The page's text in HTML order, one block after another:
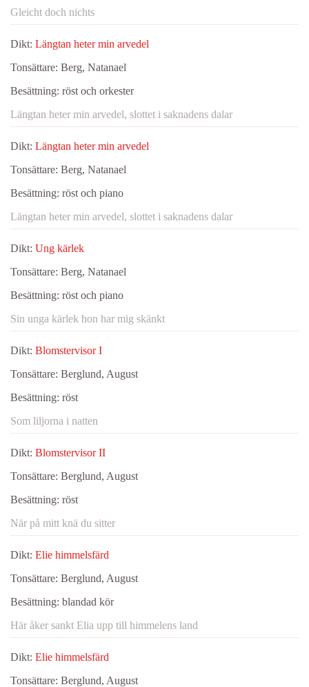
Gleicht doch nichts
Dikt: Längtan heter min arvedel
Tonsättare: Berg, Natanael
Besättning: röst och orkester
Längtan heter min arvedel, slottet i saknadens dalar
Dikt: Längtan heter min arvedel
Tonsättare: Berg, Natanael
Besättning: röst och piano
Längtan heter min arvedel, slottet i saknadens dalar
Dikt: Ung kärlek
Tonsättare: Berg, Natanael
Besättning: röst och piano
Sin unga kärlek hon har mig skänkt
Dikt: Blomstervisor I
Tonsättare: Berglund, August
Besättning: röst
Som liljorna i natten
Dikt: Blomstervisor II
Tonsättare: Berglund, August
Besättning: röst
När på mitt knä du sitter
Dikt: Elie himmelsfärd
Tonsättare: Berglund, August
Besättning: blandad kör
Här åker sankt Elia upp till himmelens land
Dikt: Elie himmelsfärd
Tonsättare: Berglund, August